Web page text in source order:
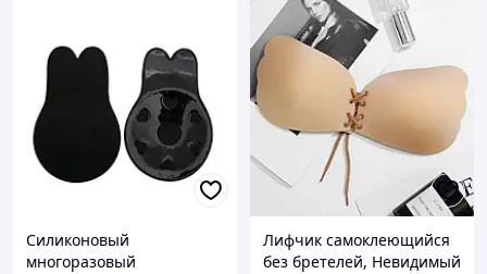
Силиконовый
многоразовый
Лифчик самоклеющийся
без бретелей, Невидимый